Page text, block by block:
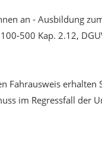
an - Ausbildung
500 Kap. 2.12,
Fahrausweis
im Regressfall der